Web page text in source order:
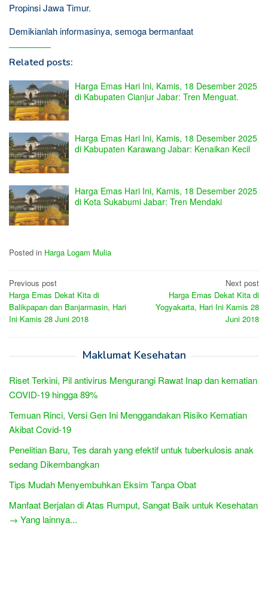
Propinsi Jawa Timur.
Demikianlah informasinya, semoga bermanfaat
Related posts:
Harga Emas Hari Ini, Kamis, 18 Desember 2025
di Kabupaten Cianjur Jabar: Tren Menguat.
Harga Emas Hari Ini, Kamis, 18 Desember 2025
di Kabupaten Karawang Jabar: Kenaikan Kecil
Harga Emas Hari Ini, Kamis, 18 Desember 2025
di Kota Sukabumi Jabar: Tren Mendaki
Posted in Harga Logam Mulia
Post
navigation
Previous post
Harga Emas Dekat Kita di
Balikpapan dan Banjarmasin, Hari
Ini Kamis 28 Juni 2018
Next post
Harga Emas Dekat Kita di
Yogyakarta, Hari Ini Kamis 28
Juni 2018
Maklumat Kesehatan
Riset Terkini, Pil antivirus Mengurangi Rawat Inap dan kematian
COVID-19 hingga 89%
Temuan Rinci, Versi Gen Ini Menggandakan Risiko Kematian
Akibat Covid-19
Penelitian Baru, Tes darah yang efektif untuk tuberkulosis anak
sedang Dikembangkan
Tips Mudah Menyembuhkan Eksim Tanpa Obat
Manfaat Berjalan di Atas Rumput, Sangat Baik untuk Kesehatan
→ Yang lainnya...